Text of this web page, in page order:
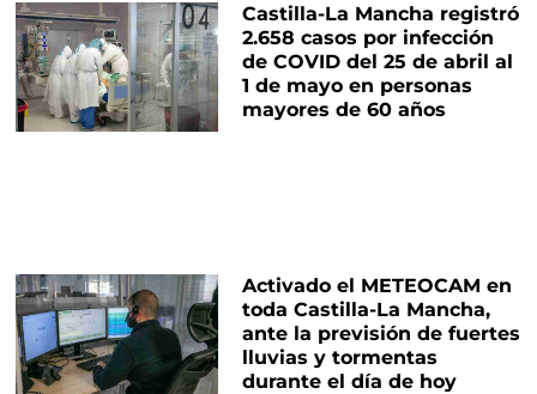
Castilla-La Mancha registró
2.658 casos por infección
de COVID del 25 de abril al
1 de mayo en personas
mayores de 60 años
Activado el METEOCAM en
toda Castilla-La Mancha,
ante la previsión de fuertes
lluvias y tormentas
durante el día de hoy